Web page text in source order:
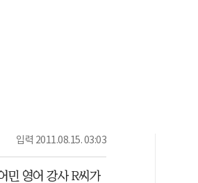
입력 2011.08.15. 03:03
민 영어 강사 R씨가